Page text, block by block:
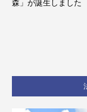
森」が誕生しました